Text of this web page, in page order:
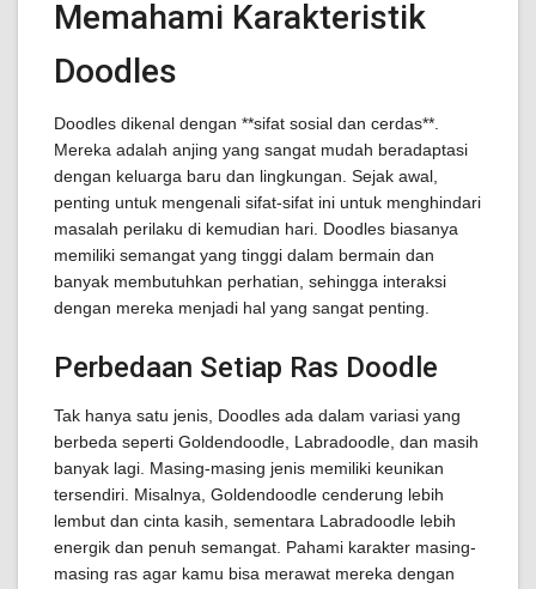
Memahami Karakteristik
Doodles
Doodles dikenal dengan **sifat sosial dan cerdas**.
Mereka adalah anjing yang sangat mudah beradaptasi
dengan keluarga baru dan lingkungan. Sejak awal,
penting untuk mengenali sifat-sifat ini untuk menghindari
masalah perilaku di kemudian hari. Doodles biasanya
memiliki semangat yang tinggi dalam bermain dan
banyak membutuhkan perhatian, sehingga interaksi
dengan mereka menjadi hal yang sangat penting.
Perbedaan Setiap Ras Doodle
Tak hanya satu jenis, Doodles ada dalam variasi yang
berbeda seperti Goldendoodle, Labradoodle, dan masih
banyak lagi. Masing-masing jenis memiliki keunikan
tersendiri. Misalnya, Goldendoodle cenderung lebih
lembut dan cinta kasih, sementara Labradoodle lebih
energik dan penuh semangat. Pahami karakter masing-
masing ras agar kamu bisa merawat mereka dengan